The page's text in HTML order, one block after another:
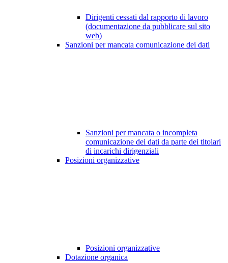
Dirigenti cessati dal rapporto di lavoro
(documentazione da pubblicare sul sito
web)
Sanzioni per mancata comunicazione dei dati
Sanzioni per mancata o incompleta
comunicazione dei dati da parte dei titolari
di incarichi dirigenziali
Posizioni organizzative
Posizioni organizzative
Dotazione organica